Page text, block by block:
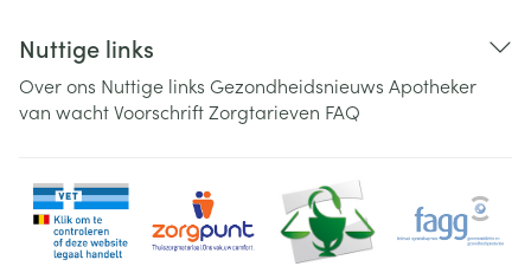
Nuttige links
Over ons Nuttige links Gezondheidsnieuws Apotheker
van wachtVoorschriftZorgtarieven FAQ